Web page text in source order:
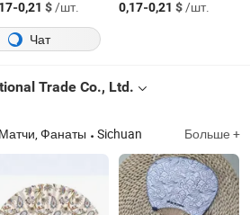
-0,21 $/шт. 0,17-0,21 $/шт.
Чат
Trade Co., Ltd.
Матчи, Фанаты Sichuan Больше +